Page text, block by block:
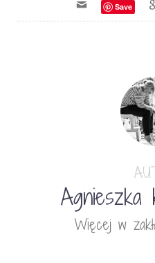
Save
Agnieszka
Więcej w